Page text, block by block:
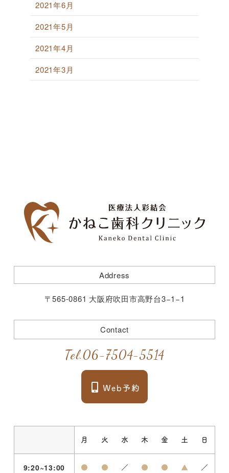
2021年6月
2021年5月
2021年4月
2021年3月
Address
〒565-0861 大阪府吹田市高野台3−1−1
Contact
Tel.06-7504-5514
月 火 水 木 金 土 日
9:20~13:00 ● ● ／ ● ● ▲ ／